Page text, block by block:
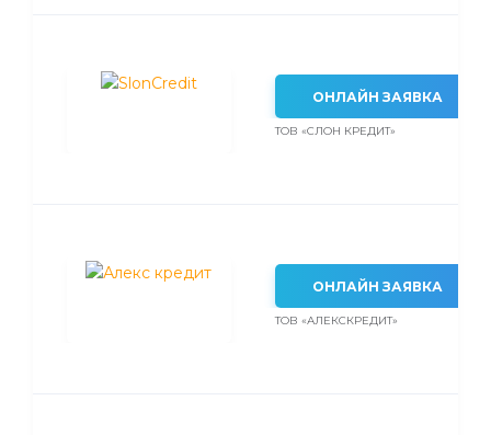
ОНЛАЙН ЗАЯВКА
ТОВ «СЛОН КРЕДИТ»
ОНЛАЙН ЗАЯВКА
ТОВ «АЛЕКСКРЕДИТ»